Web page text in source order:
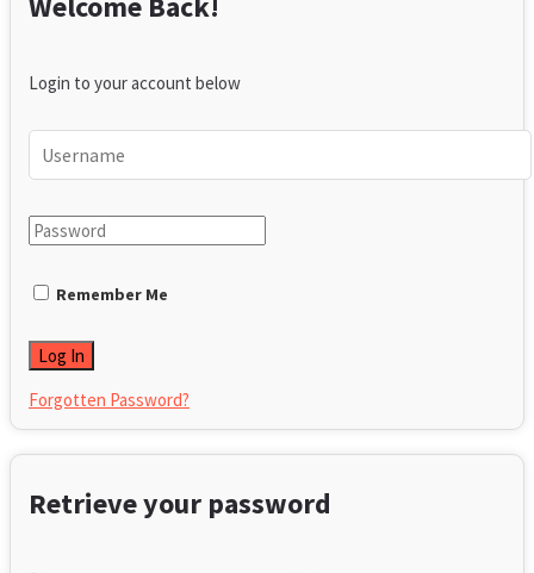
PC
Xbox One
Glossário Gamer
© 2024JNews- Tema WordPress
Welcome Back!